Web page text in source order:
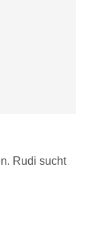
Rudi sucht